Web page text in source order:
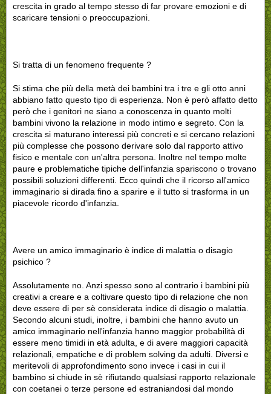
crescita in grado al tempo stesso di far provare emozioni e di
scaricare tensioni o preoccupazioni.
Si tratta di un fenomeno frequente ?
Si stima che più della metà dei bambini tra i tre e gli otto anni
abbiano fatto questo tipo di esperienza. Non è però affatto detto
però che i genitori ne siano a conoscenza in quanto molti
bambini vivono la relazione in modo intimo e segreto. Con la
crescita si maturano interessi più concreti e si cercano relazioni
più complesse che possono derivare solo dal rapporto attivo
fisico e mentale con un'altra persona. Inoltre nel tempo molte
paure e problematiche tipiche dell'infanzia spariscono o trovano
possibili soluzioni differenti. Ecco quindi che il ricorso all'amico
immaginario si dirada fino a sparire e il tutto si trasforma in un
piacevole ricordo d'infanzia.
Avere un amico immaginario è indice di malattia o disagio
psichico ?
Assolutamente no. Anzi spesso sono al contrario i bambini più
creativi a creare e a coltivare questo tipo di relazione che non
deve essere di per sè considerata indice di disagio o malattia.
Secondo alcuni studi, inoltre, i bambini che hanno avuto un
amico immaginario nell'infanzia hanno maggior probabilità di
essere meno timidi in età adulta, e di avere maggiori capacità
relazionali, empatiche e di problem solving da adulti. Diversi e
meritevoli di approfondimento sono invece i casi in cui il
bambino si chiude in sè rifiutando qualsiasi rapporto relazionale
con coetanei o terze persone ed estraniandosi dal mondo